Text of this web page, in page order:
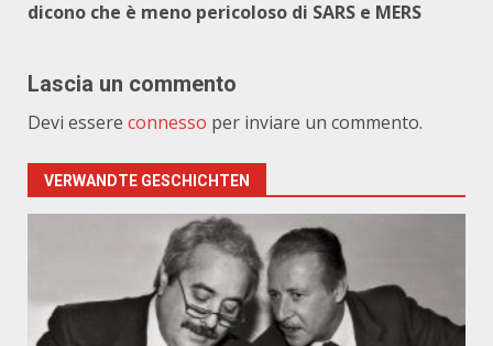
dicono che è meno pericoloso di SARS e MERS
Lascia un commento
Devi essere connesso per inviare un commento.
VERWANDTE GESCHICHTEN